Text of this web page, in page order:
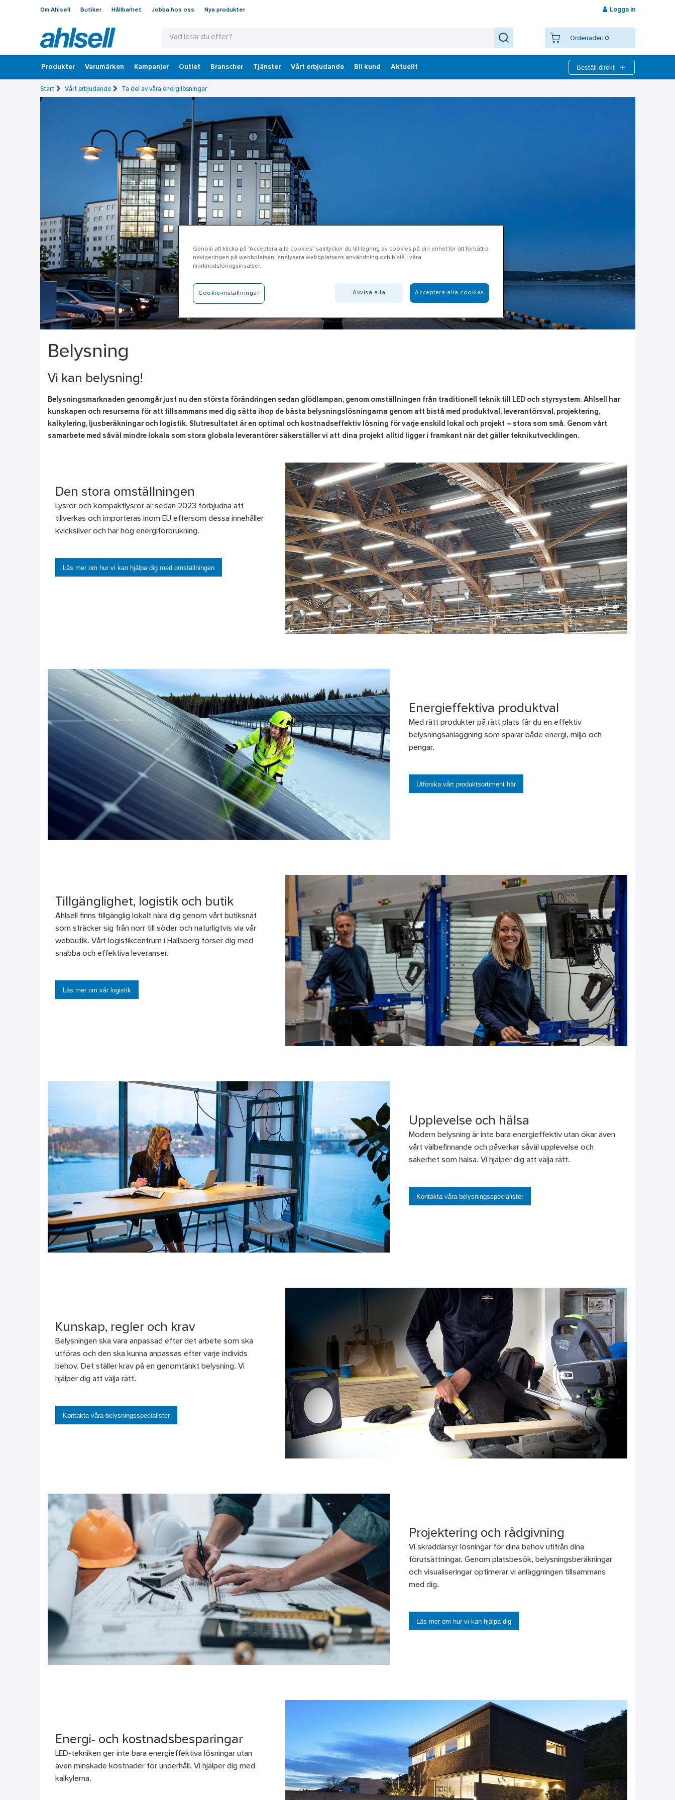
Om Ahlsell Butiker Hållbarhet Jobba hos oss Nya produkter Logga in
Orderrader: 0
Produkter Varumärken Kampanjer Outlet Branscher Tjänster Vårt erbjudande Bli kund Aktuellt Beställ direkt
Start Vårt erbjudande Ta del av våra energilösningar
Belysning
Vi kan belysning!
Belysningsmarknaden genomgår just nu den största förändringen sedan glödlampan, genom omställningen från traditionell teknik till LED och styrsystem. Ahlsell har
kunskapen och resurserna för att tillsammans med dig sätta ihop de bästa belysningslösningarna genom att bistå med produktval, leverantörsval, projektering,
kalkylering, ljusberäkningar och logistik. Slutresultatet är en optimal och kostnadseffektiv lösning för varje enskild lokal och projekt – stora som små. Genom vårt
samarbete med såväl mindre lokala som stora globala leverantörer säkerställer vi att dina projekt alltid ligger i framkant när det gäller teknikutvecklingen.
Den stora omställningen
Lysrör och kompaktlysrör är sedan 2023 förbjudna att
tillverkas och importeras inom EU eftersom dessa innehåller
kvicksilver och har hög energiförbrukning.
Läs mer om hur vi kan hjälpa dig med omställningen
Energieffektiva produktval
Med rätt produkter på rätt plats får du en effektiv
belysningsanläggning som sparar både energi, miljö och
pengar.
Utforska vårt produktsortiment här
Tillgänglighet, logistik och butik
Ahlsell finns tillgänglig lokalt nära dig genom vårt butiksnät
som sträcker sig från norr till söder och naturligtvis via vår
webbutik. Vårt logistikcentrum i Hallsberg förser dig med
snabba och effektiva leveranser.
Läs mer om vår logistik
Upplevelse och hälsa
Modern belysning är inte bara energieffektiv utan ökar även
vårt välbefinnande och påverkar såväl upplevelse och
säkerhet som hälsa. Vi hjälper dig att välja rätt.
Kontakta våra belysningsspecialister
Kunskap, regler och krav
Belysningen ska vara anpassad efter det arbete som ska
utföras och den ska kunna anpassas efter varje individs
behov. Det ställer krav på en genom­tänkt belysning. Vi
hjälper dig att välja rätt.
Kontakta våra belysningsspecialister
Projektering och rådgivning
Vi skräddarsyr lösningar för dina behov utifrån dina
förutsättningar. Genom platsbesök, belysningsberäkningar
och visualiseringar optimerar vi anläggningen tillsammans
med dig.
Läs mer om hur vi kan hjälpa dig
Energi- och kostnadsbesparingar
LED-tekniken ger inte bara energieffektiva lösningar utan
även minskade kostnader för underhåll. Vi hjälper dig med
kalkylerna.
Genom att klicka på "Acceptera alla cookies" samtycker du till lagring av cookies på din enhet för att förbättra
navigeringen på webbplatsen, analysera webbplatsens användning och bistå i våra
marknadsföringsinsatser.
Cookie-inställningar Avvisa alla Acceptera alla cookies